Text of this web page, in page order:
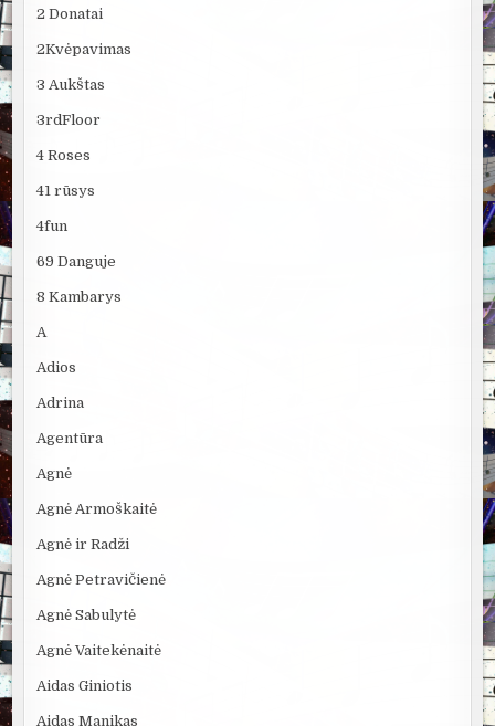
2 Donatai
2Kvėpavimas
3 Aukštas
3rdFloor
4 Roses
41 rūsys
4fun
69 Danguje
8 Kambarys
A
Adios
Adrina
Agentūra
Agnė
Agnė Armoškaitė
Agnė ir Radži
Agnė Petravičienė
Agnė Sabulytė
Agnė Vaitekėnaitė
Aidas Giniotis
Aidas Manikas